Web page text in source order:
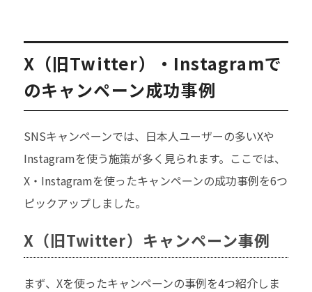
X（旧Twitter）・Instagramで
のキャンペーン成功事例
SNSキャンペーンでは、日本人ユーザーの多いXや
Instagramを使う施策が多く見られます。ここでは、
X・Instagramを使ったキャンペーンの成功事例を6つ
ピックアップしました。
X（旧Twitter）キャンペーン事例
まず、Xを使ったキャンペーンの事例を4つ紹介しま